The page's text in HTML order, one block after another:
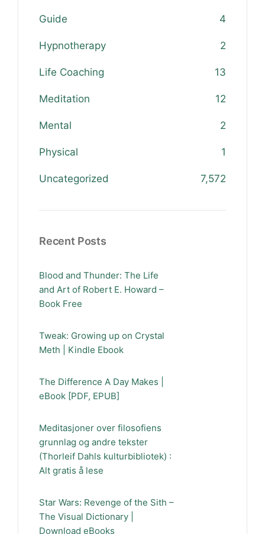
Guide 4
Hypnotherapy 2
Life Coaching 13
Meditation 12
Mental 2
Physical 1
Uncategorized 7,572
Recent Posts
Blood and Thunder: The Life
and Art of Robert E. Howard –
Book Free
Tweak: Growing up on Crystal
Meth | Kindle Ebook
The Difference A Day Makes |
eBook [PDF, EPUB]
Meditasjoner over filosofiens
grunnlag og andre tekster
(Thorleif Dahls kulturbibliotek) :
Alt gratis å lese
Star Wars: Revenge of the Sith –
The Visual Dictionary |
Download eBooks